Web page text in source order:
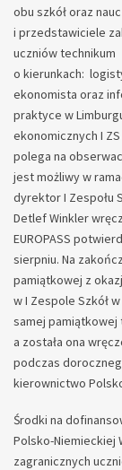
obu szkół oraz
i przedstawiciele
uczniów technikum
o kierunkach:
ekonomista oraz
praktyce w
ekonomicznych I
polega na
jest możliwy w
dyrektor I Zespołu
Detlef Winkler
EUROPASS
sierpniu. Na
pamiątkowej z
w I Zespole Szkół
samej pamiątkowej
a została ona
podczas
kierownictwo
Środki na
Polsko-Niemieckiej
zagranicznych